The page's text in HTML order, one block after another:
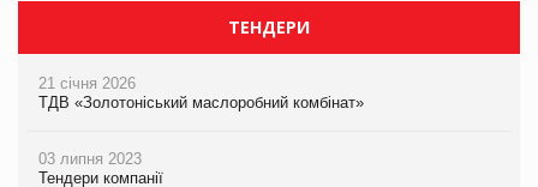
ТЕНДЕРИ
21 січня 2026
ТДВ «Золотоніський маслоробний комбінат»
03 липня 2023
Тендери компанії